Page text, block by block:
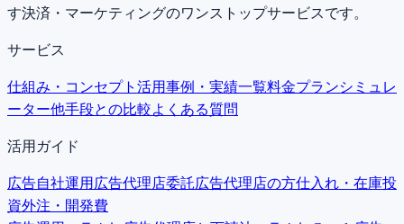
す決済・マーケティングのワンストップサービスです。
サービス
仕組み・コンセプト 活用事例・実績一覧料金プランシミュレ
ーター他手段との比較よくある質問
活用ガイド
広告自社運用 広告代理店委託広告代理店の方仕入れ・在庫投
資外注・開発費